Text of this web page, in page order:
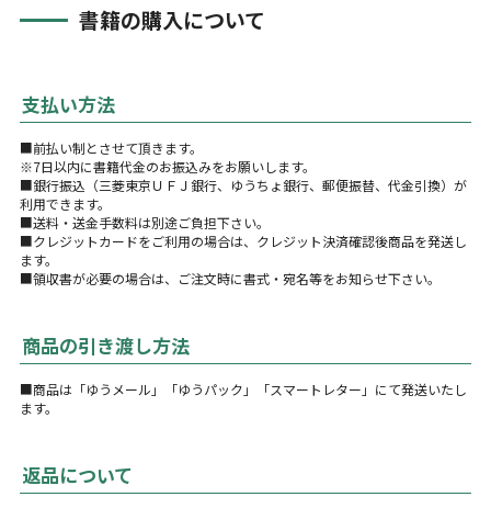
書籍の購入について
支払い方法
■前払い制とさせて頂きます。
※7日以内に書籍代金のお振込みをお願いします。
■銀行振込（三菱東京ＵＦＪ銀行、ゆうちょ銀行、郵便振替、代金引換）が
利用できます。
■送料・送金手数料は別途ご負担下さい。
■クレジットカードをご利用の場合は、クレジット決済確認後商品を発送し
ます。
■領収書が必要の場合は、ご注文時に書式・宛名等をお知らせ下さい。
商品の引き渡し方法
■商品は「ゆうメール」「ゆうパック」「スマートレター」にて発送いたし
ます。
返品について